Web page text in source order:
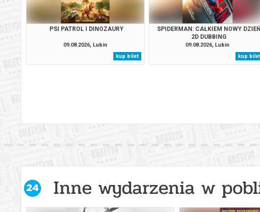
PSI PATROL I DINOZAURY
09.08.2026, Lubin
kup bilet
SPIDERMAN: CAŁKIEM NOWY DZIEŃ
2D DUBBING
09.08.2026, Lubin
kup
Inne wydarzenia w